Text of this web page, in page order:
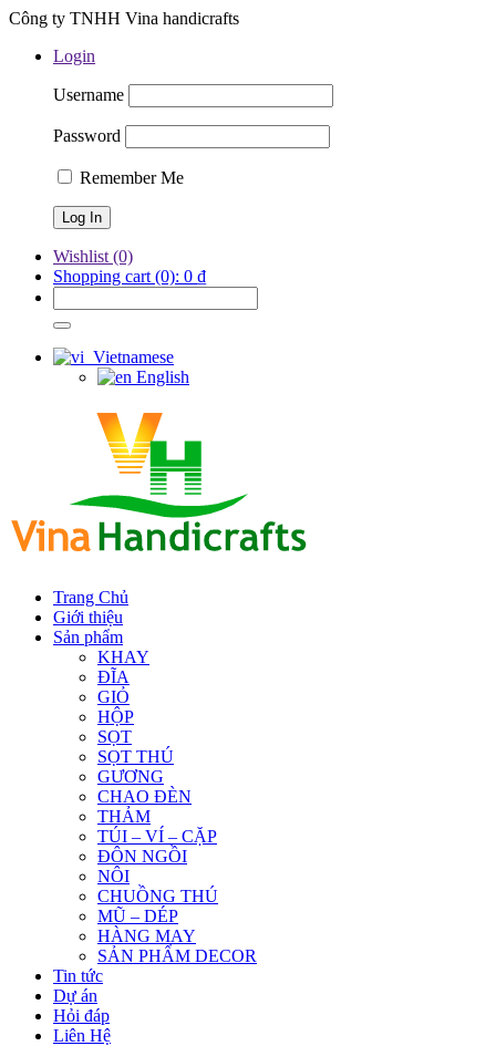
Công ty TNHH Vina handicrafts
Login
Username
Password
Remember Me
Wishlist (0)
Shopping cart (0): 0 ₫
Vietnamese
English
Trang Chủ
Giới thiệu
Sản phẩm
KHAY
ĐĨA
GIỎ
HỘP
SỌT
SỌT THÚ
GƯƠNG
CHAO ĐÈN
THẢM
TÚI – VÍ – CẶP
ĐÔN NGỒI
NÔI
CHUỒNG THÚ
MŨ – DÉP
HÀNG MAY
SẢN PHẨM DECOR
Tin tức
Dự án
Hỏi đáp
Liên Hệ